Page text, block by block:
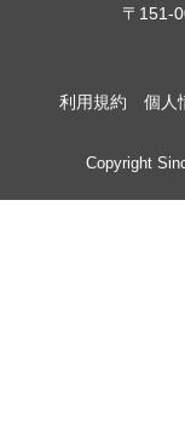
〒151-
利用規約 個人
Copyright